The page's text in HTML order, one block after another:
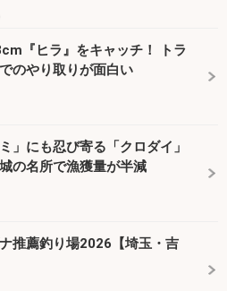
『ヒラ』をキャッチ！ トラ
のやり取りが面白い
」にも忍び寄る「クロダイ」
の名所で漁獲量が半減
推薦釣り場2026【埼玉・吉